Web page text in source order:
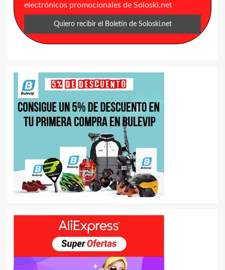
electrónicos promocionales de Soloski.net